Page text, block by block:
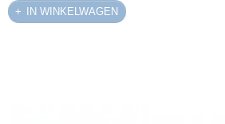
IN WINKELWAGEN